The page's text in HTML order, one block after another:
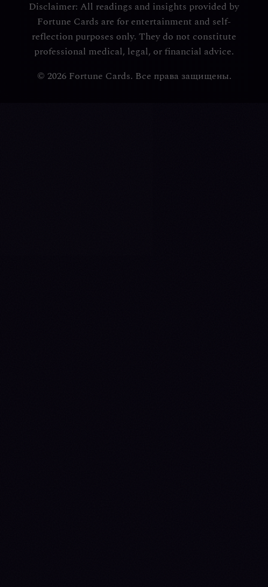
Disclaimer: All readings and insights provided by
Fortune Cards are for entertainment and self-
reflection purposes only. They do not constitute
professional medical, legal, or financial advice.
© 2026 Fortune Cards. Все права защищены.